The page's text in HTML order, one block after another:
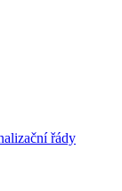
řády